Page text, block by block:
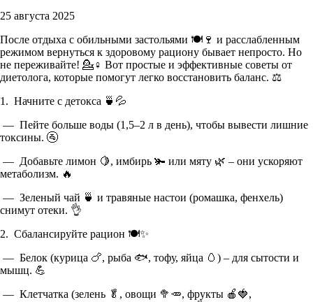
25 августа 2025
После отдыха с обильными застольями 🍽️🍷 и расслабленным
режимом вернуться к здоровому рациону бывает непросто. Но
не переживайте! 💁♀️ Вот простые и эффективные советы от
диетолога, которые помогут легко восстановить баланс. ⚖️
1. Начните с детокса 🍵💦
— Пейте больше воды (1,5–2 л в день), чтобы вывести лишние
токсины. 🚰
— Добавьте лимон 🍋, имбирь 🫚 или мяту 🌿 – они ускоряют
метаболизм. 🔥
— Зеленый чай 🍵 и травяные настои (ромашка, фенхель)
снимут отеки. 👌
2. Сбалансируйте рацион 🍽️✨
— Белок (курица 🍗, рыба 🐟, тофу, яйца 🥚) – для сытости и
мышц. 💪
— Клетчатка (зелень 🥬, овощи 🥦🥕, фрукты 🍎🍓,